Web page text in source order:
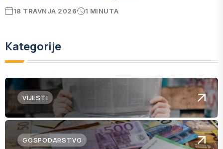
18 TRAVNJA 2026 1 MINUTA
Kategorije
VIJESTI
GOSPODARSTVO